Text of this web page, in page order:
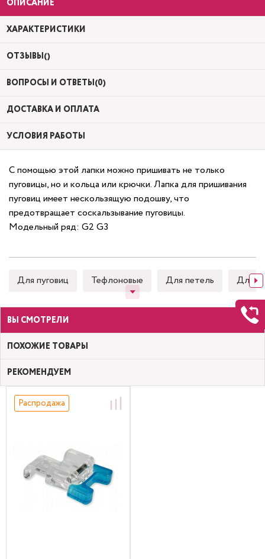
ОПИСАНИЕ
ХАРАКТЕРИСТИКИ
ОТЗЫВЫ()
ВОПРОСЫ И ОТВЕТЫ(0)
ДОСТАВКА И ОПЛАТА
УСЛОВИЯ РАБОТЫ
С помощью этой лапки можно пришивать не только
пуговицы, но и кольца или крючки. Лапка для пришивания
пуговиц имеет нескользящую подошву, что
предотвращает соскальзывание пуговицы.
Модельный ряд: G2 G3
Для пуговиц Тефлоновые Для петель Для
ВЫ СМОТРЕЛИ
ПОХОЖИЕ ТОВАРЫ
РЕКОМЕНДУЕМ
Распродажа